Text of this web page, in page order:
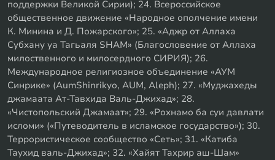
поддержки Великой Сирии); 24. Всероссийское
общественное движение «Народное ополчение имени
К. Минина и Д. Пожарского»; 25. «Аджр от Аллаха
Субхану уа Тагьаля SHAM» (Благословение от Аллаха
милоственного и милосердного СИРИЯ); 26.
Международное религиозное объединение «АУМ
Синрике» (AumShinrikyo, AUM, Aleph); 27. «Муджахеды
джамаата Ат-Тавхида Валь-Джихад»; 28.
«Чистопольский Джамаат»; 29. «Рохнамо ба суи давлати
исломи» («Путеводитель в исламское государство»); 30.
Террористическое сообщество «Сеть»; 31. «Катиба
Таухид валь-Джихад»; 32. «Хайят Тахрир аш-Шам»